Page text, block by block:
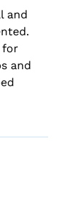
and
for
and